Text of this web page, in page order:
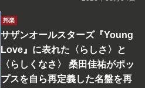
邦楽
サザンオールスターズ『Young
Love』に表れた〈らしさ〉と
〈らしくなさ〉 桑田佳祐がポッ
プスを自ら再定義した名盤を再